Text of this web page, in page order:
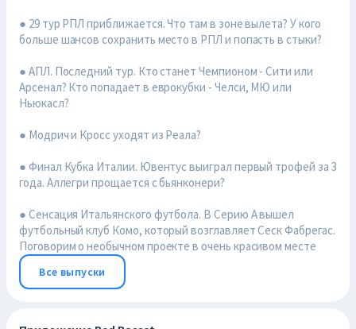
● 29 тур РПЛ приближается. Что там в зоне вылета? У кого
больше шансов сохранить место в РПЛ и попасть в стыки?
● АПЛ. Последний тур. Кто станет Чемпионом - Сити или
Арсенал? Кто попадает в еврокубки - Челси, МЮ или
Ньюкасл?
● Модрич и Кросс уходят из Реала?
● Финал Кубка Италии. Ювентус выиграл первый трофей за 3
года. Аллегри прощается с бьянконери?
● Сенсация Итальянского футбола. В Серию А вышел
футбольный клуб Комо, который возглавляет Сеск Фабрегас.
Поговорим о необычном проекте в очень красивом месте
Все выпуски